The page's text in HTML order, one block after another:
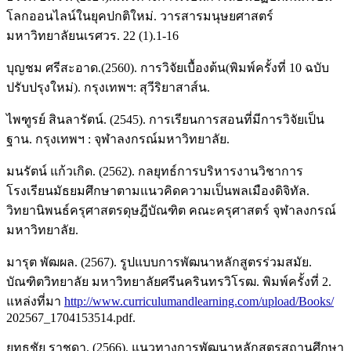
โลกออนไลน์ในยุคปกติใหม่. วารสารมนุษยศาสตร์
มหาวิทยาลัยนเรศวร. 22 (1).1-16
บุญชม ศรีสะอาด.(2560). การวิจัยเบื้องต้น(พิมพ์ครั้งที่ 10 ฉบับ
ปรับปรุงใหม่). กรุงเทพฯ: สุวีริยาสาส์น.
ไพฑูรย์ สินลารัตน์. (2545). การเรียนการสอนที่มีการวิจัยเป็น
ฐาน. กรุงเทพฯ : จุฬาลงกรณ์มหาวิทยาลัย.
มนรัตน์ แก้วเกิด. (2562). กลยุทธ์การบริหารงานวิชาการ
โรงเรียนมัธยมศึกษาตามแนวคิดความเป็นพลเมืองดิจิทัล.
วิทยานิพนธ์ครุศาสตรดุษฎีบัณฑิต คณะครุศาสตร์ จุฬาลงกรณ์
มหาวิทยาลัย.
มารุต พัฒผล. (2567). รูปแบบการพัฒนาหลักสูตรร่วมสมัย.
บัณฑิตวิทยาลัย มหาวิทยาลัยศรีนครินทรวิโรฒ. พิมพ์ครั้งที่ 2.
แหล่งที่มา http://www.curriculumandlearning.com/upload/Books/
202567_1704153514.pdf.
ยุทธชัย ราชดา. (2566). แนวทางการพัฒนาหลักสูตรสถานศึกษา